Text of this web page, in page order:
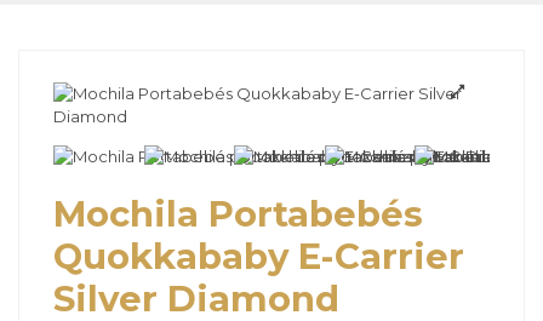
Mochila Portabebés
Quokkababy E-Carrier
Silver Diamond